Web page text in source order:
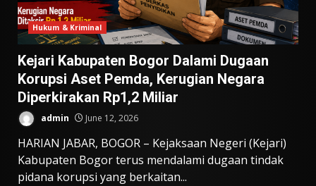
Hukum & Kriminal
Kejari Kabupaten Bogor Dalami Dugaan
Korupsi Aset Pemda, Kerugian Negara
Diperkirakan Rp1,2 Miliar
admin June 12, 2026
HARIAN JABAR, BOGOR – Kejaksaan Negeri (Kejari)
Kabupaten Bogor terus mendalami dugaan tindak
pidana korupsi yang berkaitan...